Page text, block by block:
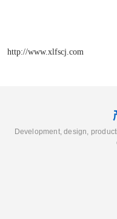
http://www.xlfscj.com
Development, design,